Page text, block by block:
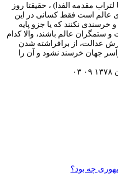
مقدمه الفدا) ، حقیقتا روز
عالم است فقط کسانی در این
نکنند که یا جزو پایه
ستمگران عالم باشند، والا کدام
عدالت، از برافراشته شدن
جهان خرسند نشود و آن را
چه بود؟